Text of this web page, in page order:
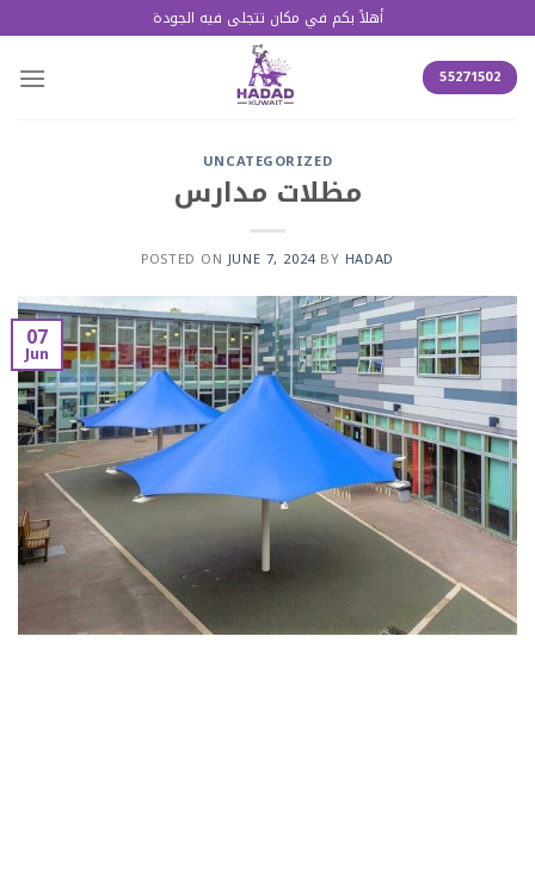
أهلاً بكم في مكان تتجلى فيه الجودة
55271502
UNCATEGORIZED
مظلات مدارس
POSTED ONJUNE 7, 2024 BY HADAD
07
Jun